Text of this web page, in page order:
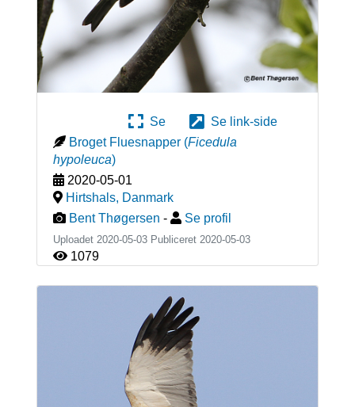
Se
Se link-side
Broget Fluesnapper (Ficedula
hypoleuca)
2020-05-01
Hirtshals, Danmark
Bent Thøgersen - Se profil
Uploadet 2020-05-03 Publiceret 2020-05-03
1079